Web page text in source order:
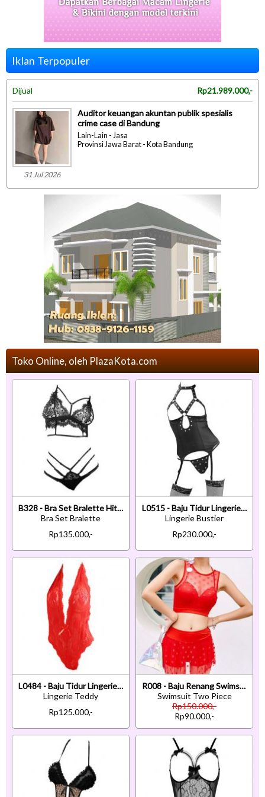
Iklan Terpopuler
Dijual Rp21.989.000,-
31 Jul 2026
Auditor keuangan akuntan publik spesialis
crime case di Bandung
Lain-Lain - Jasa
Provinsi Jawa Barat - Kota Bandung
Toko Online, oleh PlazaKota.com
B328 - Bra Set Bralette Hitam Transparan Celana Dalam
Bra Set Bralette
Rp135.000,-
L0515 - Baju Tidur Lingerie Bustier Corset Dress Halter Hitam Open Cup Garter Strap Stocking
Lingerie Bustier
Rp230.000,-
L0484 - Baju Tidur Lingerie Teddy Bodysuit Dress Halter Merah Transparan Belahan Dada Rendah
Lingerie Teddy
Rp125.000,-
R008 - Baju Renang Swimsuit Two Piece Halterneck Merah Bra Kawat Cup Busa
Swimsuit Two Piece
Rp150.000,-
Rp90.000,-